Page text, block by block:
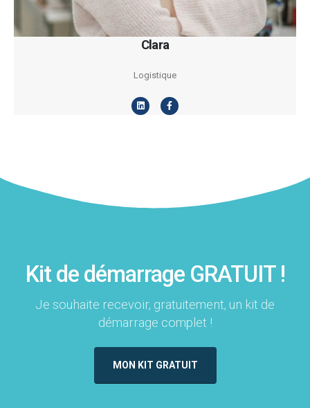
Clara
Logistique
Kit de démarrage GRATUIT !
Je souhaite recevoir, gratuitement, un kit de
démarrage complet !
MON KIT GRATUIT